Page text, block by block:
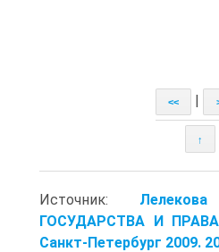
<<
↑
Источник:
ГОСУДАРСТВА И
Санкт-Петербург 2009.